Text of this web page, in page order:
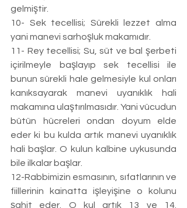
gelmiştir.
10- Sek tecellisi; Sürekli lezzet alma
yani manevi sarhoşluk makamıdır.
11- Rey tecellisi; Su, süt ve bal şerbeti
içirilmeyle başlayıp sek tecellisi ile
bunun sürekli hale gelmesiyle kul onları
kanıksayarak manevi uyanıklık hali
makamına ulaştırılmasıdır. Yani vücudun
bütün hücreleri ondan doyum elde
eder ki bu kulda artık manevi uyanıklık
hali başlar. O kulun kalbine uykusunda
bile ilkalar başlar.
12-Rabbimizin esmasının, sıfatlarının ve
fiillerinin kainatta işleyişine o kolunu
şahit eder. O kul artık 13 ve 14.